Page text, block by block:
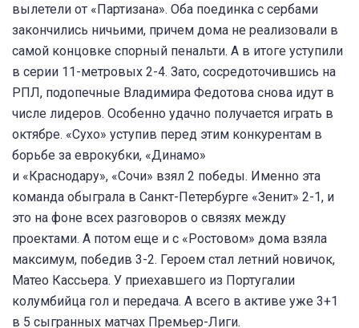
вылетели от «Партизана». Оба поединка с сербами
закончились ничьими, причем дома не реализовали в
самой концовке спорный пенальти. А в итоге уступили
в серии 11-метровых 2-4. Зато, сосредоточившись на
РПЛ, подопечные Владимира Федотова снова идут в
числе лидеров. Особенно удачно получается играть в
октябре. «Сухо» уступив перед этим конкурентам в
борьбе за еврокубки, «Динамо»
и «Краснодару», «Сочи» взял 2 победы. Именно эта
команда обыграла в Санкт-Петербурге «Зенит» 2-1, и
это на фоне всех разговоров о связях между
проектами. А потом еще и с «Ростовом» дома взяла
максимум, победив 3-2. Героем стал летний новичок,
Матео Кассьера. У приехавшего из Португалии
колумбийца гол и передача. А всего в активе уже 3+1
в 5 сыгранных матчах Премьер-Лиги.